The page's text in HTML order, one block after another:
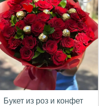
В
избранное
Букет из роз и конфет